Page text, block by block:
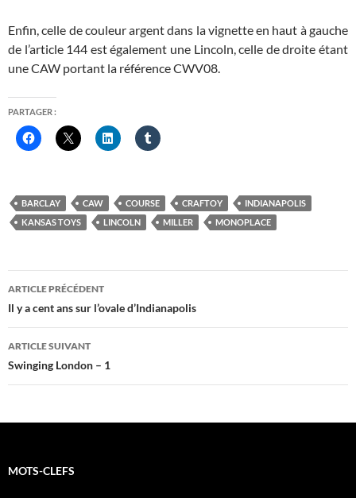
Enfin, celle de couleur argent dans la vignette en haut à gauche
de l’article 144 est également une Lincoln, celle de droite étant
une CAW portant la référence CWV08.
PARTAGER :
BARCLAY CAW COURSE CRAFTOY
INDIANAPOLIS
KANSAS TOYS
LINCOLN MILLER MONOPLACE
Navigation
des
articles
ARTICLE PRÉCÉDENT
Il y a cent ans sur l’ovale d’Indianapolis
ARTICLE SUIVANT
Swinging London – 1
MOTS-CLEFS